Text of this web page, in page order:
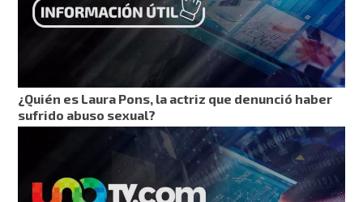
¿Quién es Laura Pons, la actriz que denunció haber
sufrido abuso sexual?